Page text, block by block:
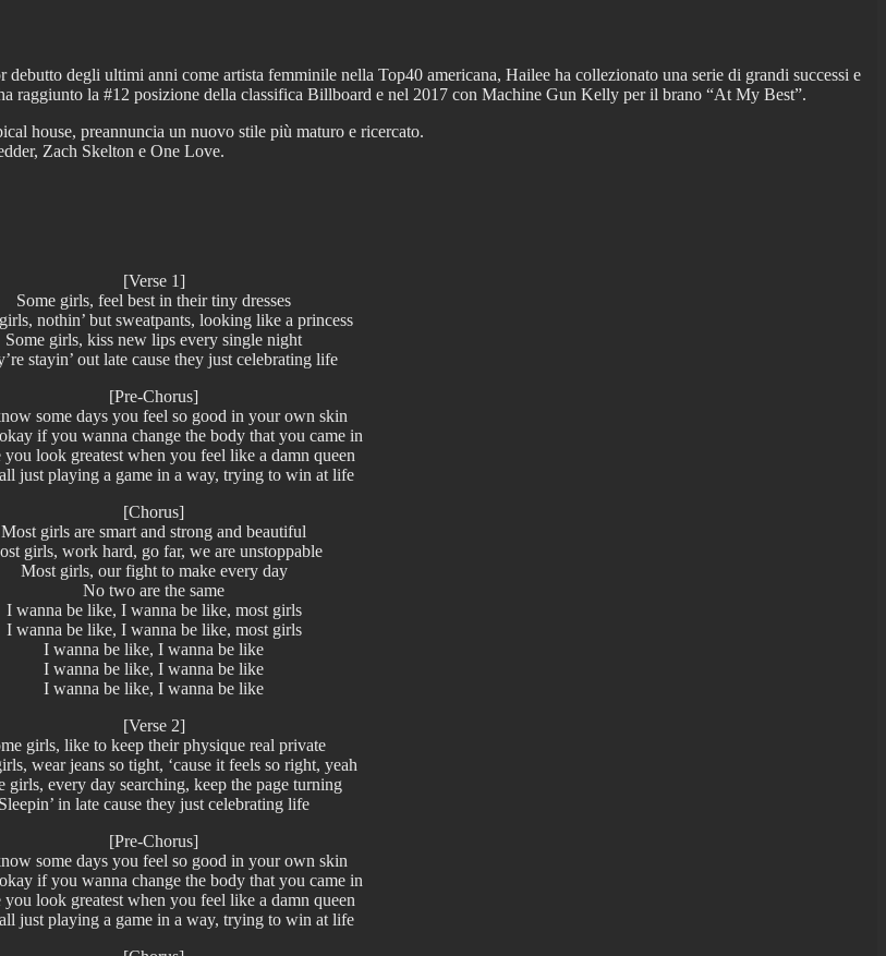
degli ultimi anni come artista femminile nella Top40 americana, Hailee ha collezionato una serie di grandi successi e
raggiunto la #12 posizione della classifica Billboard e nel 2017 con Machine Gun Kelly per il brano “At My Best”.
house, preannuncia un nuovo stile più maturo e ricercato.
Zach Skelton e One Love.
[Verse 1]
Some girls, feel best in their tiny dresses
nothin’ but sweatpants, looking like a princess
Some girls, kiss new lips every single night
stayin’ out late cause they just celebrating life
[Pre-Chorus]
some days you feel so good in your own skin
if you wanna change the body that you came in
you look greatest when you feel like a damn queen
just playing a game in a way, trying to win at life
[Chorus]
Most girls are smart and strong and beautiful
girls, work hard, go far, we are unstoppable
Most girls, our fight to make every day
No two are the same
I wanna be like, I wanna be like, most girls
I wanna be like, I wanna be like, most girls
I wanna be like, I wanna be like
I wanna be like, I wanna be like
I wanna be like, I wanna be like
[Verse 2]
girls, like to keep their physique real private
wear jeans so tight, ‘cause it feels so right, yeah
girls, every day searching, keep the page turning
Sleepin’ in late cause they just celebrating life
[Pre-Chorus]
some days you feel so good in your own skin
if you wanna change the body that you came in
you look greatest when you feel like a damn queen
just playing a game in a way, trying to win at life